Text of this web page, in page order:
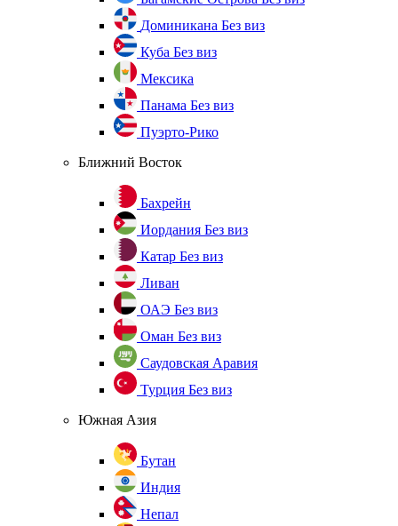
Доминикана Без виз
Куба Без виз
Мексика
Панама Без виз
Пуэрто-Рико
Ближний Восток
Бахрейн
Иордания Без виз
Катар Без виз
Ливан
ОАЭ Без виз
Оман Без виз
Саудовская Аравия
Турция Без виз
Южная Азия
Бутан
Индия
Непал